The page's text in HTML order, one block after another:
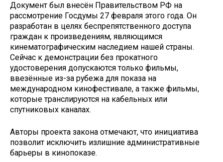
Документ был внесён Правительством РФ на
рассмотрение Госдумы 27 февраля этого года. Он
разработан в целях беспрепятственного доступа
граждан к произведениям, являющимся
кинематографическим наследием нашей страны.
Сейчас к демонстрации без прокатного
удостоверения допускаются только фильмы,
ввезённые из-за рубежа для показа на
международном кинофестивале, а также фильмы,
которые транслируются на кабельных или
спутниковых каналах.
Авторы проекта закона отмечают, что инициатива
позволит исключить излишние административные
барьеры в кинопоказе.